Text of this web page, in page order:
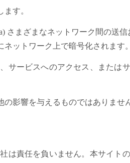
す。
まざまなネットワーク間の送
ットワーク上で暗号化されます。
ービスへのアクセス、または
影響を与えるものではありませ
責任を負いません。本サイト